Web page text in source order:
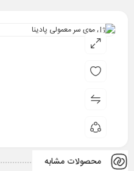
محصولات مشابه